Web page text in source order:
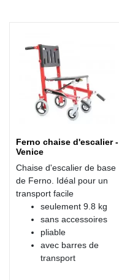
Ferno chaise d'escalier -
Venice
Chaise d'escalier de base
de Ferno. Idéal pour un
transport facile
seulement 9.8 kg
sans accessoires
pliable
avec barres de
transport